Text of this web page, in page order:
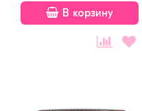
В корзину